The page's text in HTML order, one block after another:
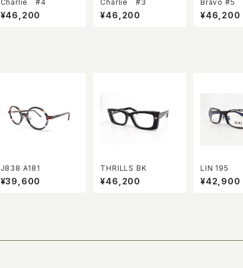
Charlie #4
¥46,200
Charlie #3
¥46,200
Bravo #5
¥46,200
J838 A181
¥39,600
THRILLS BK
¥46,200
LIN 195
¥42,900